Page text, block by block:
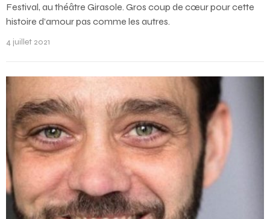
Festival, au théâtre Girasole. Gros coup de cœur pour cette
histoire d’amour pas comme les autres.
4 juillet 2021